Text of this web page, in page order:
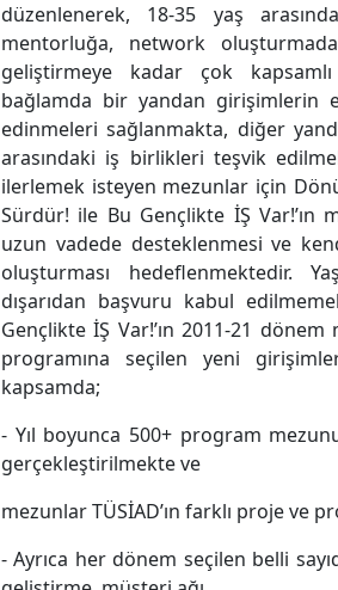
düzenlenerek, 18-35 yaş
mentorluğa, network
geliştirmeye kadar çok
bağlamda bir yandan girişimlerin
edinmeleri sağlanmakta, diğer
arasındaki iş birlikleri teşvik
ilerlemek isteyen mezunlar için
Sürdür! ile Bu Gençlikte İŞ Var!’ın
uzun vadede desteklenmesi ve
oluşturması hedeflenmektedir.
dışarıdan başvuru kabul
Gençlikte İŞ Var!’ın 2011-21
programına seçilen yeni
kapsamda;
- Yıl boyunca 500+ program
gerçekleştirilmekte ve
mezunlar TÜSİAD’ın farklı proje ve
- Ayrıca her dönem seçilen belli